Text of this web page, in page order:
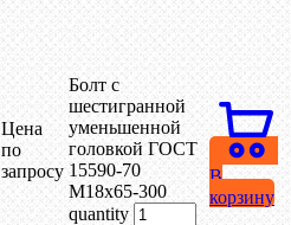
Цена
по
запросу
Болт с
шестигранной
уменьшенной
головкой ГОСТ
15590-70
М18х65-300
quantity
В
корзину